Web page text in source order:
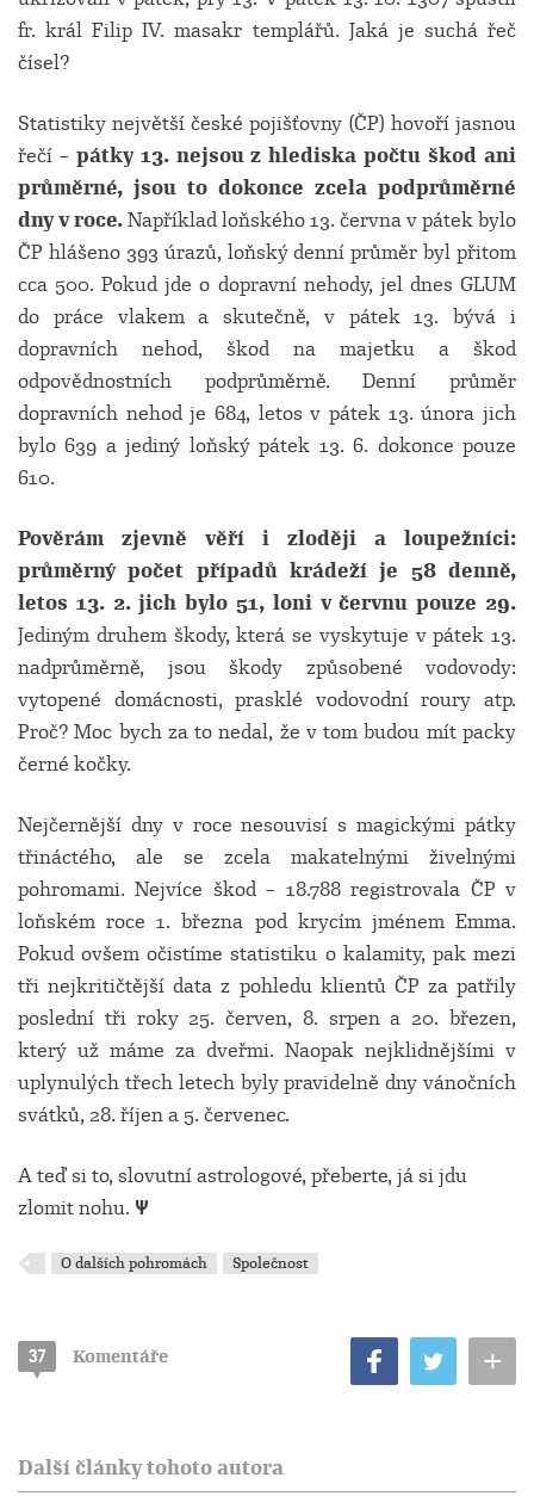
fr. král Filip IV. masakr templářů. Jaká je suchá řeč
čísel?
Statistiky největší české pojišťovny (ČP) hovoří jasnou
řečí – pátky 13. nejsou z hlediska počtu škod ani
průměrné, jsou to dokonce zcela podprůměrné
dny v roce.Například loňského 13. června v pátek bylo
ČP hlášeno 393 úrazů, loňský denní průměr byl přitom
cca 500. Pokud jde o dopravní nehody, jel dnes GLUM
do práce vlakem a skutečně, v pátek 13. bývá i
dopravních nehod, škod na majetku a škod
odpovědnostních podprůměrně. Denní průměr
dopravních nehod je 684, letos v pátek 13. února jich
bylo 639 a jediný loňský pátek 13. 6. dokonce pouze
610.
Pověrám zjevně věří i zloději a loupežníci:
průměrný počet případů krádeží je 58 denně,
letos 13. 2. jich bylo 51, loni v červnu pouze 29.
Jediným druhem škody, která se vyskytuje v pátek 13.
nadprůměrně, jsou škody způsobené vodovody:
vytopené domácnosti, prasklé vodovodní roury atp.
Proč? Moc bych za to nedal, že v tom budou mít packy
černé kočky.
Nejčernější dny v roce nesouvisí s magickými pátky
třináctého, ale se zcela makatelnými živelnými
pohromami. Nejvíce škod – 18.788 registrovala ČP v
loňském roce 1. března pod krycím jménem Emma.
Pokud ovšem očistíme statistiku o kalamity, pak mezi
tři nejkritičtější data z pohledu klientů ČP za patřily
poslední tři roky 25. červen, 8. srpen a 20. březen,
který už máme za dveřmi. Naopak nejklidnějšími v
uplynulých třech letech byly pravidelně dny vánočních
svátků, 28. říjen a 5. červenec.
A teď si to, slovutní astrologové, přeberte, já si jdu
zlomit nohu. Ψ
O dalších pohromách Společnost
37 Komentáře +
Další články tohoto autora